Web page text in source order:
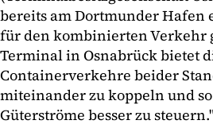
bereits am Dortmunder Hafen
für den kombinierten Verkehr
Terminal in Osnabrück bietet
Containerverkehre beider
miteinander zu koppeln und
Güterströme besser zu